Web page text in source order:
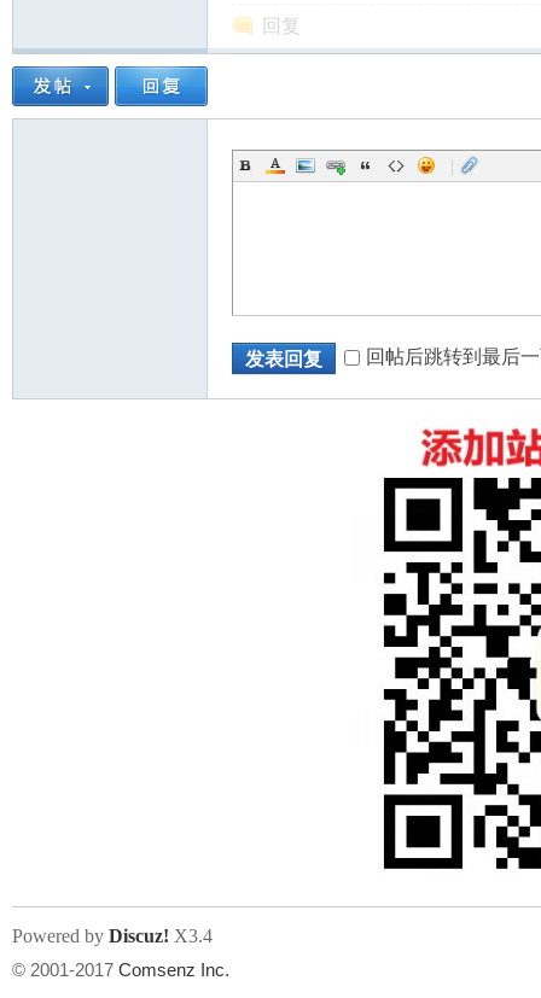
州
回复
|
发表回复 回帖后跳转到最后
Powered by Discuz! X3.4
© 2001-2017 Comsenz Inc.